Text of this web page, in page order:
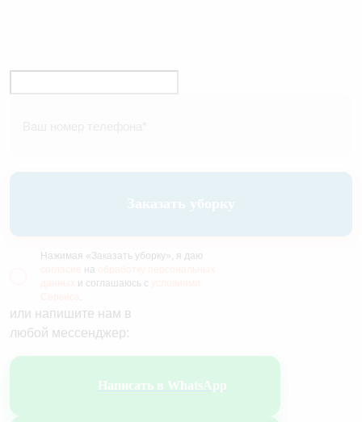
Заказать уборку
Нажимая «Заказать уборку», я даю
на
и соглашаюсь с
или напишите нам в
любой мессенджер:
Написать в WhatsApp